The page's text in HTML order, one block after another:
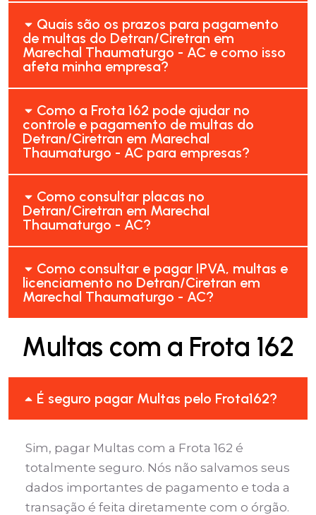
Quais são os prazos para pagamento
de multas do Detran/Ciretran em
Marechal Thaumaturgo - AC e como isso
afeta minha empresa?
Como a Frota 162 pode ajudar no
controle e pagamento de multas do
Detran/Ciretran em Marechal
Thaumaturgo - AC para empresas?
Como consultar placas no
Detran/Ciretran em Marechal
Thaumaturgo - AC?
Como consultar e pagar IPVA, multas e
licenciamento no Detran/Ciretran em
Marechal Thaumaturgo - AC?
Multas com a Frota 162
É seguro pagar Multas pelo Frota162?
Sim, pagar Multas com a Frota 162 é
totalmente seguro. Nós não salvamos seus
dados importantes de pagamento e toda a
transação é feita diretamente com o órgão.